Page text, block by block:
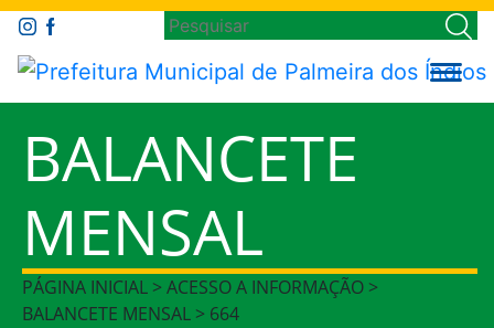
BALANCETE
MENSAL
PÁGINA INICIAL > ACESSO A INFORMAÇÃO >
BALANCETE MENSAL > 664